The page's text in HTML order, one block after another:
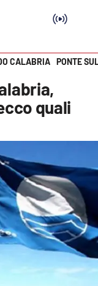
CALABRIA PONTE
quali